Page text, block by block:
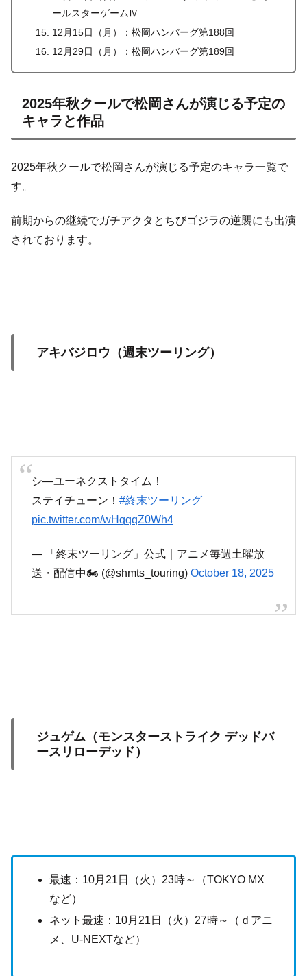
ールスターゲームⅣ
12月15日（月）：松岡ハンバーグ第188回
12月29日（月）：松岡ハンバーグ第189回
2025年秋クールで松岡さんが演じる予定の
キャラと作品
2025年秋クールで松岡さんが演じる予定のキャラ一覧で
す。
前期からの継続でガチアクタとちびゴジラの逆襲にも出演
されております。
アキバジロウ（週末ツーリング）
シ―ユーネクストタイム！
ステイチューン！ #終末ツーリング
pic.twitter.com/wHqqqZ0Wh4
— 「終末ツーリング」公式｜アニメ毎週土曜放
送・配信中🏍 (@shmts_touring) October 18, 2025
ジュゲム（モンスターストライク デッドバ
ースリローデッド）
最速：10月21日（火）23時～（TOKYO MX
など）
ネット最速：10月21日（火）27時～（ｄアニ
メ、U-NEXTなど）